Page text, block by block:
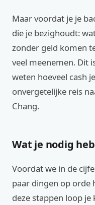
Maar voordat je je
die je bezighoudt:
zonder geld komen
veel meenemen. Dit
weten hoeveel cash
onvergetelijke reis
Chang.
Wat je nodig
Voordat we in de
paar dingen op orde
deze stappen loop je